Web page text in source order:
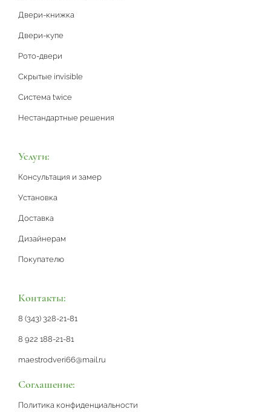
Двери-книжка
Двери-купе
Рото-двери
Скрытые invisible
Система twice
Нестандартные решения
Услуги:
Консультация и замер
Установка
Доставка
Дизайнерам
Покупателю
Контакты:
8 (343) 328-21-81
8 922 188-21-81
maestrodveri66@mail.ru
Соглашение:
Политика конфиденциальности